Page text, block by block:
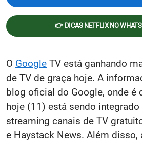
👉 DICAS NETFLIX NO
O Google TV está ganhando
de TV de graça hoje. A
blog oficial do Google, onde é
hoje (11) está sendo
streaming canais de TV
e Haystack News. Além disso,